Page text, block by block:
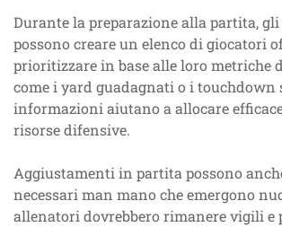
Durante la preparazione alla partita,
possono creare un elenco di giocatori
prioritizzare in base alle loro metriche
come i yard guadagnati o i touchdown
informazioni aiutano a allocare
risorse difensive.
Aggiustamenti in partita possono
necessari man mano che emergono
allenatori dovrebbero rimanere vigili e